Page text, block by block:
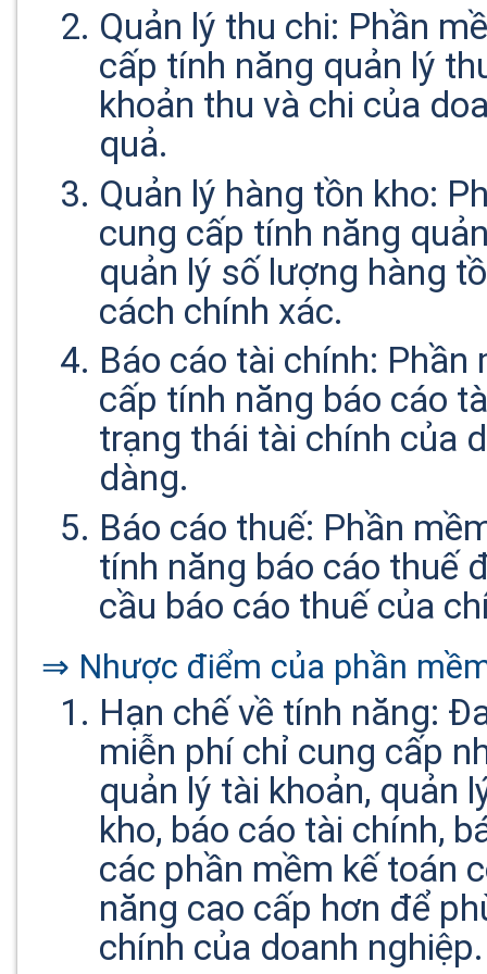
Quản lý thu chi: Phần
cấp tính năng quản lý
khoản thu và chi của
quả.
Quản lý hàng tồn kho:
cung cấp tính năng
quản lý số lượng hàng
cách chính xác.
Báo cáo tài chính:
cấp tính năng báo cáo
trạng thái tài chính của
dàng.
Báo cáo thuế: Phần
tính năng báo cáo thuế
cầu báo cáo thuế của
⇒ Nhược điểm của phần
Hạn chế về tính năng:
miễn phí chỉ cung cấp
quản lý tài khoản, quản
kho, báo cáo tài chính,
các phần mềm kế toán
năng cao cấp hơn để
chính của doanh nghiệp.